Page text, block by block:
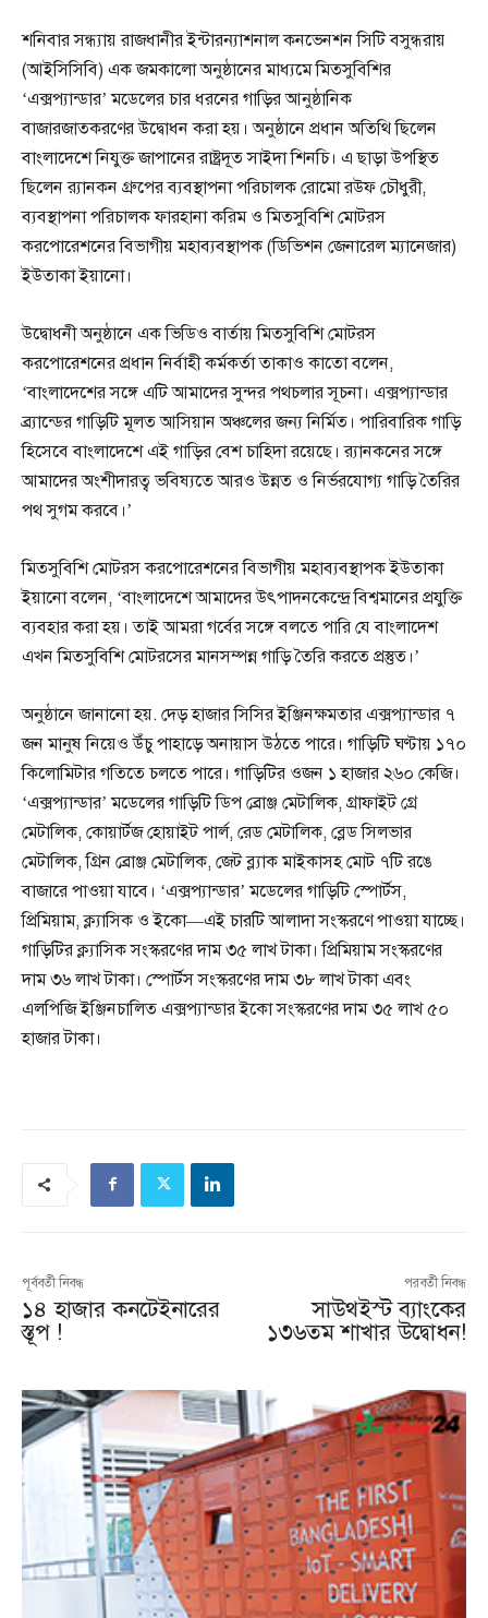
শনিবার সন্ধ্যায় রাজধানীর ইন্টারন্যাশনাল কনভেনশন সিটি বসুন্ধরায়
(আইসিসিবি) এক জমকালো অনুষ্ঠানের মাধ্যমে মিতসুবিশির
‘এক্সপ্যান্ডার’ মডেলের চার ধরনের গাড়ির আনুষ্ঠানিক
বাজারজাতকরণের উদ্বোধন করা হয়। অনুষ্ঠানে প্রধান অতিথি ছিলেন
বাংলাদেশে নিযুক্ত জাপানের রাষ্ট্রদূত সাইদা শিনচি। এ ছাড়া উপস্থিত
ছিলেন র‍্যানকন গ্রুপের ব্যবস্থাপনা পরিচালক রোমো রউফ চৌধুরী,
ব্যবস্থাপনা পরিচালক ফারহানা করিম ও মিতসুবিশি মোটরস
করপোরেশনের বিভাগীয় মহাব্যবস্থাপক (ডিভিশন জেনারেল ম্যানেজার)
ইউতাকা ইয়ানো।
উদ্বোধনী অনুষ্ঠানে এক ভিডিও বার্তায় মিতসুবিশি মোটরস
করপোরেশনের প্রধান নির্বাহী কর্মকর্তা তাকাও কাতো বলেন,
‘বাংলাদেশের সঙ্গে এটি আমাদের সুন্দর পথচলার সূচনা। এক্সপ্যান্ডার
ব্র্যান্ডের গাড়িটি মূলত আসিয়ান অঞ্চলের জন্য নির্মিত। পারিবারিক গাড়ি
হিসেবে বাংলাদেশে এই গাড়ির বেশ চাহিদা রয়েছে। র‍্যানকনের সঙ্গে
আমাদের অংশীদারত্ব ভবিষ্যতে আরও উন্নত ও নির্ভরযোগ্য গাড়ি তৈরির
পথ সুগম করবে।’
মিতসুবিশি মোটরস করপোরেশনের বিভাগীয় মহাব্যবস্থাপক ইউতাকা
ইয়ানো বলেন, ‘বাংলাদেশে আমাদের উৎপাদনকেন্দ্রে বিশ্বমানের প্রযুক্তি
ব্যবহার করা হয়। তাই আমরা গর্বের সঙ্গে বলতে পারি যে বাংলাদেশ
এখন মিতসুবিশি মোটরসের মানসম্পন্ন গাড়ি তৈরি করতে প্রস্তুত।’
অনুষ্ঠানে জানানো হয়. দেড় হাজার সিসির ইঞ্জিনক্ষমতার এক্সপ্যান্ডার ৭
জন মানুষ নিয়েও উঁচু পাহাড়ে অনায়াস উঠতে পারে। গাড়িটি ঘণ্টায় ১৭০
কিলোমিটার গতিতে চলতে পারে। গাড়িটির ওজন ১ হাজার ২৬০ কেজি।
‘এক্সপ্যান্ডার’ মডেলের গাড়িটি ডিপ ব্রোঞ্জ মেটালিক, গ্রাফাইট গ্রে
মেটালিক, কোয়ার্টজ হোয়াইট পার্ল, রেড মেটালিক, ব্লেড সিলভার
মেটালিক, গ্রিন ব্রোঞ্জ মেটালিক, জেট ব্ল্যাক মাইকাসহ মোট ৭টি রঙে
বাজারে পাওয়া যাবে। ‘এক্সপ্যান্ডার’ মডেলের গাড়িটি স্পোর্টস,
প্রিমিয়াম, ক্ল্যাসিক ও ইকো—এই চারটি আলাদা সংস্করণে পাওয়া যাচ্ছে।
গাড়িটির ক্ল্যাসিক সংস্করণের দাম ৩৫ লাখ টাকা। প্রিমিয়াম সংস্করণের
দাম ৩৬ লাখ টাকা। স্পোর্টস সংস্করণের দাম ৩৮ লাখ টাকা এবং
এলপিজি ইঞ্জিনচালিত এক্সপ্যান্ডার ইকো সংস্করণের দাম ৩৫ লাখ ৫০
হাজার টাকা।
পূর্ববর্তী নিবন্ধ
১৪ হাজার কনটেইনারের
স্তূপ !
পরবর্তী নিবন্ধ
সাউথইস্ট ব্যাংকের
১৩৬তম শাখার উদ্বোধন!